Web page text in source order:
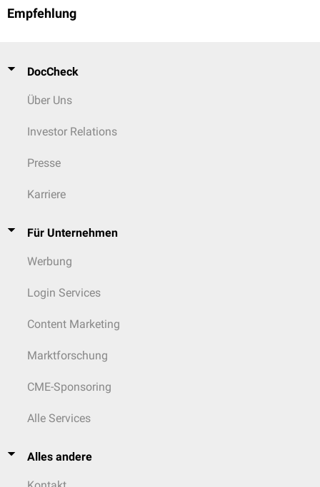
Empfehlung
DocCheck
Über Uns
Investor Relations
Presse
Karriere
Für Unternehmen
Werbung
Login Services
Content Marketing
Marktforschung
CME-Sponsoring
Alle Services
Alles andere